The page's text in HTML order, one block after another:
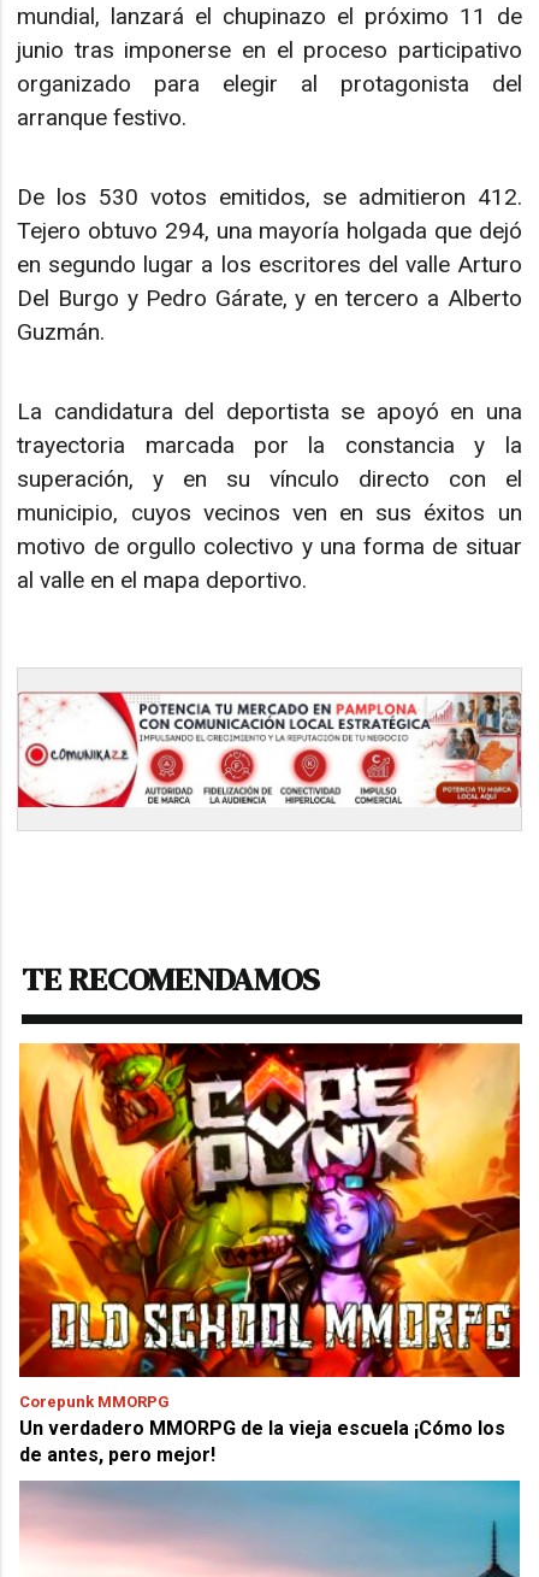
mundial, lanzará el chupinazo el próximo 11 de
junio tras imponerse en el proceso participativo
organizado para elegir al protagonista del
arranque festivo.
De los 530 votos emitidos, se admitieron 412.
Tejero obtuvo 294, una mayoría holgada que dejó
en segundo lugar a los escritores del valle Arturo
Del Burgo y Pedro Gárate, y en tercero a Alberto
Guzmán.
La candidatura del deportista se apoyó en una
trayectoria marcada por la constancia y la
superación, y en su vínculo directo con el
municipio, cuyos vecinos ven en sus éxitos un
motivo de orgullo colectivo y una forma de situar
al valle en el mapa deportivo.
TE RECOMENDAMOS
Corepunk MMORPG
Un verdadero MMORPG de la vieja escuela ¡Cómo los
de antes, pero mejor!